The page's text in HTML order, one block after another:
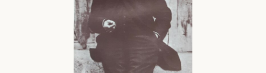
Langues étrangères